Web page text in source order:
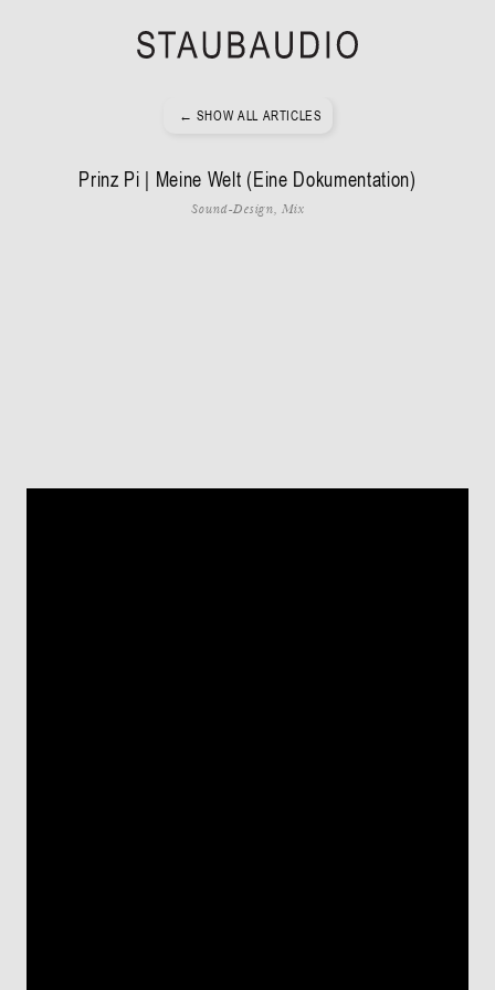
← SHOW ALL ARTICLES
Prinz Pi | Meine Welt (Eine Dokumentation)
Sound-Design, Mix